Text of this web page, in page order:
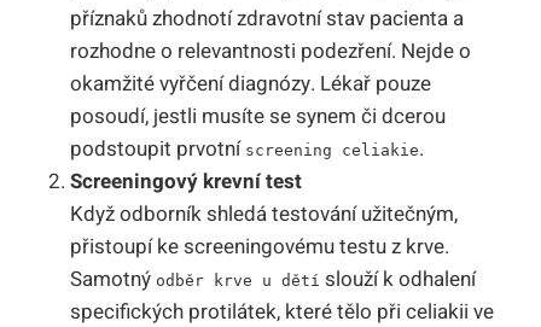
příznaků zhodnotí zdravotní stav pacienta a
rozhodne o relevantnosti podezření. Nejde o
okamžité vyřčení diagnózy. Lékař pouze
posoudí, jestli musíte se synem či dcerou
podstoupit prvotní screening celiakie.
Screeningový krevní test
Když odborník shledá testování užitečným,
přistoupí ke screeningovému testu z krve.
Samotný odběr krve u dětí slouží k odhalení
specifických protilátek, které tělo při celiakii ve